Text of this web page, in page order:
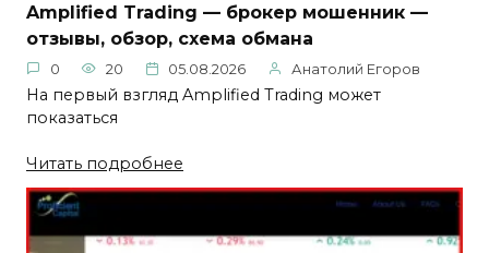
Amplified Trading — брокер мошенник —
отзывы, обзор, схема обмана
0 20 05.08.2026 Анатолий Егоров
На первый взгляд Amplified Trading может
показаться
Читать подробнее